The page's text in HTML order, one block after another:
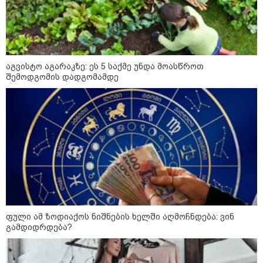
60 წელს გადაცილებულ პირებს
შეეხებათ! - საქართველოს
ეროვნული ბანკი განცხადებას
ავრცელებს
"ფოტოსურათი, რომელზეც ახლა
ვისაუბრებ, ნია იმნაძის ერთ-
ერთმა მეგობარმა გამომიგზავნა..."
- ეკა კუპატაძე
პოლიტიკა
აგვისტო აგარაკზე: ეს 5 საქმე უნდა მოასწროთ
შემოდგომის დადგომამდე
ფული ამ ზოდიაქოს ნიშნების ხელში აღმოჩნდება: ვინ
გამდიდრდება?